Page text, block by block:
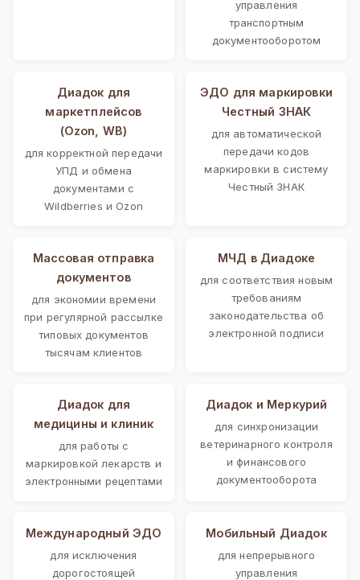
управления
транспортным
документооборотом
Диадок для
маркетплейсов
(Ozon, WB)
для корректной передачи
УПД и обмена
документами с
Wildberries и Ozon
ЭДО для маркировки
Честный ЗНАК
для автоматической
передачи кодов
маркировки в систему
Честный ЗНАК
Массовая отправка
документов
для экономии времени
при регулярной рассылке
типовых документов
тысячам клиентов
МЧД в Диадоке
для соответствия новым
требованиям
законодательства об
электронной подписи
Диадок для
медицины и клиник
для работы с
маркировкой лекарств и
электронными рецептами
Диадок и Меркурий
для синхронизации
ветеринарного контроля
и финансового
документооборота
Международный ЭДО
для исключения
дорогостоящей
Мобильный Диадок
для непрерывного
управления